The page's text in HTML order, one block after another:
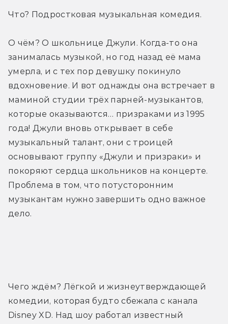
Что? Подростковая музыкальная комедия.
О чём? О школьнице Джули. Когда-то она
занималась музыкой, но год назад её мама
умерла, и с тех пор девушку покинуло
вдохновение. И вот однажды она встречает в
маминой студии трёх парней-музыкантов,
которые оказываются… призраками из 1995
года! Джули вновь открывает в себе
музыкальный талант, они с троицей
основывают группу «Джули и призраки» и
покоряют сердца школьников на концерте.
Проблема в том, что потусторонним
музыкантам нужно завершить одно важное
дело.
Чего ждём? Лёгкой и жизнеутверждающей
комедии, которая будто сбежала с канала
Disney XD. Над шоу работал известный